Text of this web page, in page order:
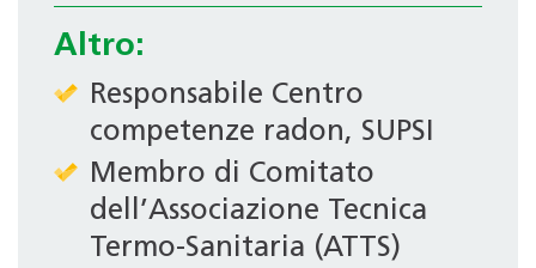
Altro:
Responsabile Centro
competenze radon, SUPSI
Membro di Comitato
dell’Associazione Tecnica
Termo-Sanitaria (ATTS)